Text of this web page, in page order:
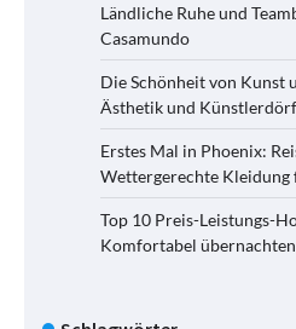
Ländliche Ruhe und
Casamundo
Die Schönheit von
Ästhetik und
Erstes Mal in Phoenix:
Wettergerechte
Top 10 Preis-Leistungs-
Komfortabel